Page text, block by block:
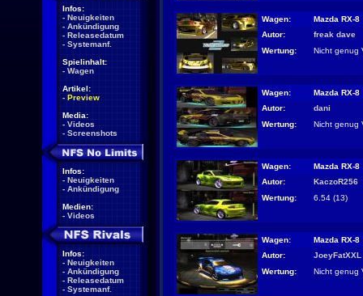
Infos:
- Neuigkeiten
- Ankündigung
- Releasedatum
- Systemanf.
Spielinhalt:
- Wagen
Artikel:
- Preview
Media:
- Videos
- Screenshots
Infos:
- Neuigkeiten
- Ankündigung
Medien:
- Videos
Infos:
- Neuigkeiten
- Ankündigung
- Releasedatum
- Systemanf.
Wagen:
Mazda RX-8
Autor:
freak dave
Wertung:
Nicht genug
Wagen:
Mazda RX-8
Autor:
dani
Wertung:
Nicht genug
Wagen:
Mazda RX-8
Autor:
KaczoR256
Wertung:
6.54 (13)
Wagen:
Mazda RX-8
Autor:
JoeyFatXXL
Wertung:
Nicht genug